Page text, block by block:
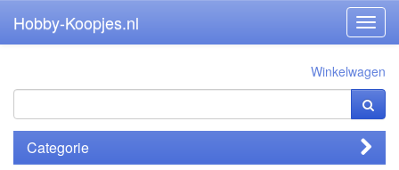
Hobby-Koopjes.nl
Winkelwagen
Categorie